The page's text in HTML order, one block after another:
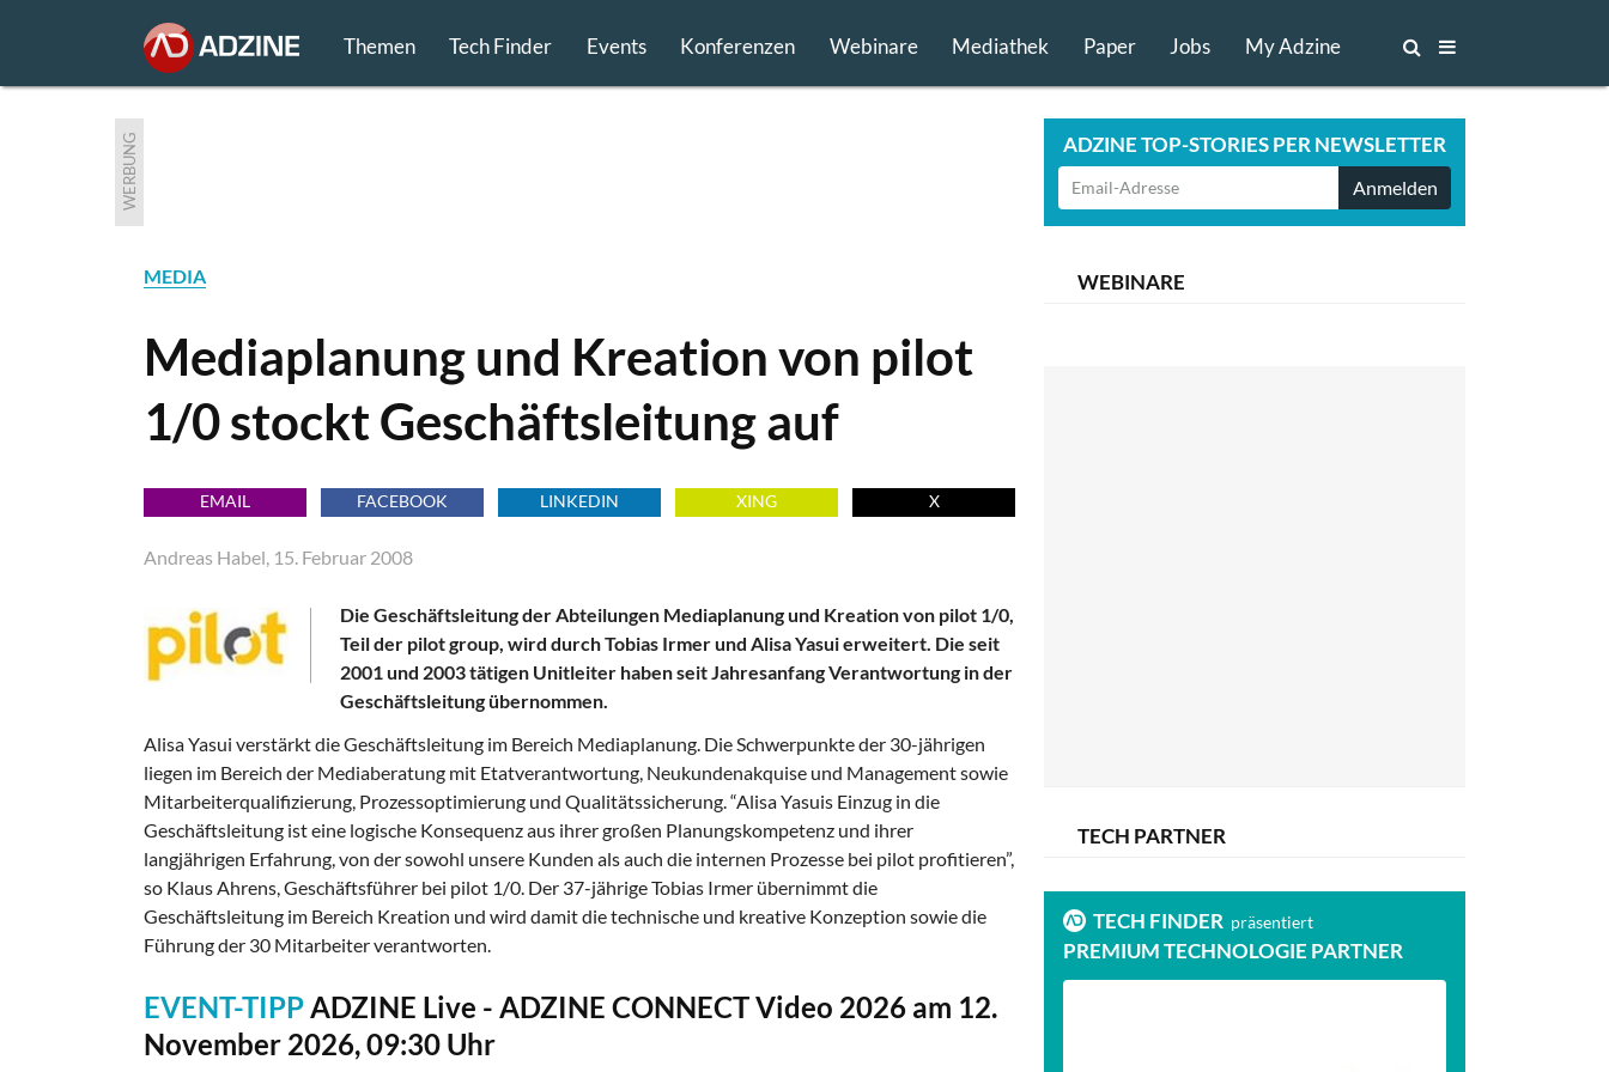
Themen Tech Finder Events Konferenzen Webinare Mediathek Paper Jobs My Adzine
WERBUNG ADZINE TOP-STORIES PER NEWSLETTER
Anmelden
MEDIA
Mediaplanung und Kreation von pilot
1/0 stockt Geschäftsleitung auf
EMAIL FACEBOOK LINKEDIN XING X
Andreas Habel, 15. Februar 2008
Die Geschäftsleitung der Abteilungen Mediaplanung und Kreation von pilot 1/0,
Teil der pilot group, wird durch Tobias Irmer und Alisa Yasui erweitert. Die seit
2001 und 2003 tätigen Unitleiter haben seit Jahresanfang Verantwortung in der
Geschäftsleitung übernommen.
Alisa Yasui verstärkt die Geschäftsleitung im Bereich Mediaplanung. Die Schwerpunkte der 30-jährigen
liegen im Bereich der Mediaberatung mit Etatverantwortung, Neukundenakquise und Management sowie
Mitarbeiterqualifizierung, Prozessoptimierung und Qualitätssicherung. “Alisa Yasuis Einzug in die
Geschäftsleitung ist eine logische Konsequenz aus ihrer großen Planungskompetenz und ihrer
langjährigen Erfahrung, von der sowohl unsere Kunden als auch die internen Prozesse bei pilot profitieren”,
so Klaus Ahrens, Geschäftsführer bei pilot 1/0. Der 37-jährige Tobias Irmer übernimmt die
Geschäftsleitung im Bereich Kreation und wird damit die technische und kreative Konzeption sowie die
Führung der 30 Mitarbeiter verantworten.
EVENT-TIPPADZINE Live - ADZINE CONNECT Video 2026 am 12.
November 2026, 09:30 Uhr
WEBINARE
TECH PARTNER
TECH FINDER präsentiert
PREMIUM TECHNOLOGIE PARTNER